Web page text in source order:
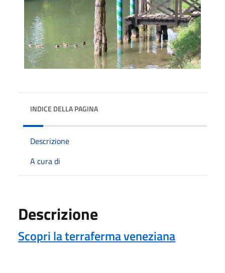
INDICE DELLA PAGINA
Descrizione
A cura di
Descrizione
Scopri la terraferma veneziana